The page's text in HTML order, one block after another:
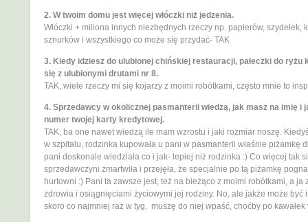
2. W twoim domu jest więcej włóczki niż jedzenia.
Włóczki + miliona innych niezbędnych rzeczy np. papierów, szydełek,
sznurków i wszystkiego co może się przydać- TAK
3. Kiedy idziesz do ulubionej chińskiej restauracji, pałeczki do ryżu
się z ulubionymi drutami nr 8.
TAK, wiele rzeczy mi się kojarzy z moimi robótkami, często mnie to
4. Sprzedawcy w okolicznej pasmanterii wiedzą, jak masz na imię i
numer twojej karty kredytowej.
TAK, ba one nawet wiedzą ile mam wzrostu i jaki rozmiar noszę.
w szpitalu, rodzinka kupowała u pani w pasmanterii właśnie piżamkę
pani doskonale wiedziała co i jak- lepiej niż rodzinka :) Co więcej tak
sprzedawczyni zmartwiła i przejęła, że specjalnie po tą piżamkę
hurtowni :) Pani ta zawsze jest, też na bieżąco z moimi robótkami, a ja
zdrowia i osiągnięciami życiowymi jej rodziny. No, ale jakże może być
skoro co najmniej raz w tyg. muszę do niej wpaść, choćby po kawałek